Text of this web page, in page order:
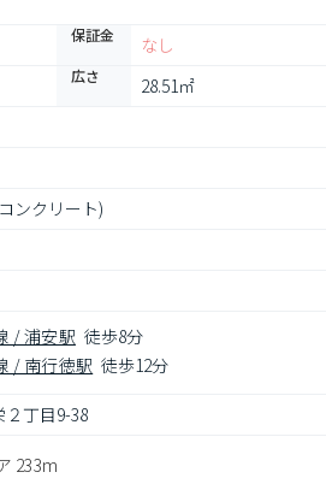
保証金 なし
広さ 28.51㎡
ンクリート)
/ 浦安駅 徒歩8分
/ 南行徳駅 徒歩12分
丁目9-38
233m